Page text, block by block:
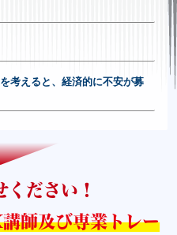
考えると、経済的に不安が募
ださい！
師及び専業トレー